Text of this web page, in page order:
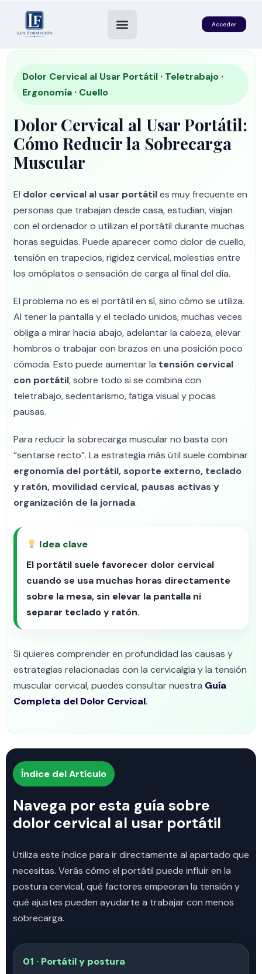
Acceder
Dolor Cervical al Usar Portátil · Teletrabajo ·
Ergonomía · Cuello
Dolor Cervical al Usar Portátil:
Cómo Reducir la Sobrecarga
Muscular
El dolor cervical al usar portátiles muy frecuente en
personas que trabajan desde casa, estudian, viajan
con el ordenador o utilizan el portátil durante muchas
horas seguidas. Puede aparecer como dolor de cuello,
tensión en trapecios, rigidez cervical, molestias entre
los omóplatos o sensación de carga al final del día.
El problema no es el portátil en sí, sino cómo se utiliza.
Al tener la pantalla y el teclado unidos, muchas veces
obliga a mirar hacia abajo, adelantar la cabeza, elevar
hombros o trabajar con brazos en una posición poco
cómoda. Esto puede aumentar la tensión cervical
con portátil, sobre todo si se combina con
teletrabajo, sedentarismo, fatiga visual y pocas
pausas.
Para reducir la sobrecarga muscular no basta con
“sentarse recto”. La estrategia más útil suele combinar
ergonomía del portátil, soporte externo, teclado
y ratón, movilidad cervical, pausas activas y
organización de la jornada.
Idea clave
El portátil suele favorecer dolor cervical
cuando se usa muchas horas directamente
sobre la mesa, sin elevar la pantalla ni
separar teclado y ratón.
Si quieres comprender en profundidad las causas y
estrategias relacionadas con la cervicalgia y la tensión
muscular cervical, puedes consultar nuestra Guía
Completa del Dolor Cervical.
Índice del Artículo
Navega por esta guía sobre
dolor cervical al usar portátil
Utiliza este índice para ir directamente al apartado que
necesitas. Verás cómo el portátil puede influir en la
postura cervical, qué factores empeoran la tensión y
qué ajustes pueden ayudarte a trabajar con menos
sobrecarga.
01 · Portátil y postura